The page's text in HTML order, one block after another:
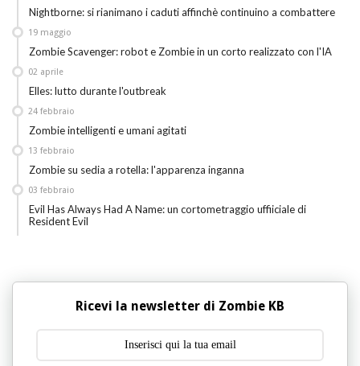
Nightborne: si rianimano i caduti affinchè continuino a combattere
Zombie Scavenger: robot e Zombie in un corto realizzato con l'IA
19 maggio
Elles: lutto durante l'outbreak
02 aprile
Zombie intelligenti e umani agitati
24 febbraio
Zombie su sedia a rotella: l'apparenza inganna
13 febbraio
Evil Has Always Had A Name: un cortometraggio uffiiciale di
Resident Evil
03 febbraio
Ricevi la newsletter di Zombie KB